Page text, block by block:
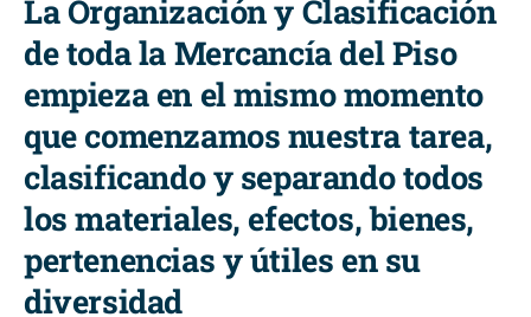
La Organización y Clasificación
de toda la Mercancía del Piso
empieza en el mismo momento
que comenzamos nuestra tarea,
clasificando y separando todos
los materiales, efectos, bienes,
pertenencias y útiles en su
diversidad